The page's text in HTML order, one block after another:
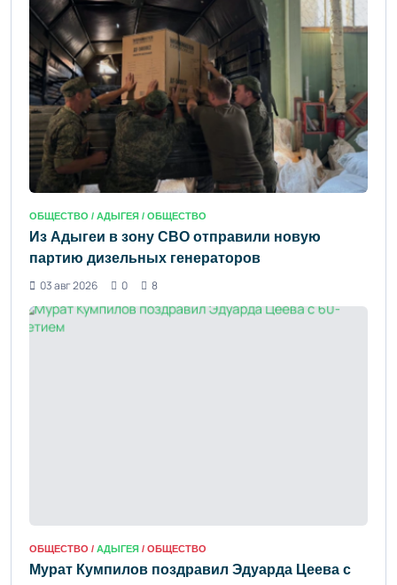
ОБЩЕСТВО / АДЫГЕЯ / ОБЩЕСТВО
Из Адыгеи в зону СВО отправили новую
партию дизельных генераторов
03 авг 2026
0 8
ОБЩЕСТВО / АДЫГЕЯ / ОБЩЕСТВО
Мурат Кумпилов поздравил Эдуарда Цеева с